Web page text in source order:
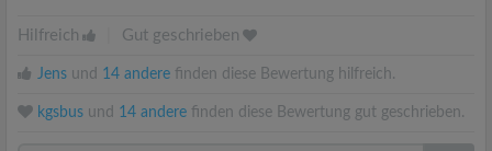
Hilfreich Gut geschrieben
Jens und 14 andere finden diese Bewertung hilfreich.
kgsbus und 14 andere finden diese Bewertung gut geschrieben.